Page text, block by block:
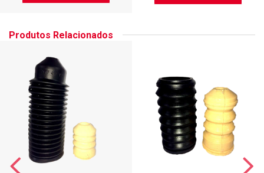
Produtos Relacionados